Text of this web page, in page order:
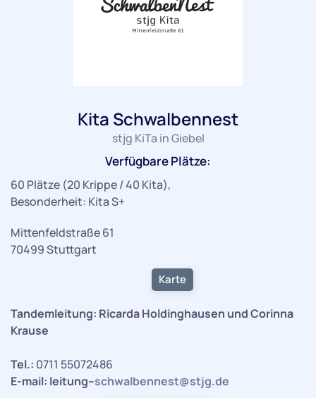
Kita Schwalbennest
stjg KiTa in Giebel
Verfügbare Plätze:
60 Plätze (20 Krippe / 40 Kita),
Besonderheit: Kita S+
Mittenfeldstraße 61
70499 Stuttgart
Karte
Tandemleitung: Ricarda Holdinghausen und Corinna
Krause
Tel.: 0711 55072486
E-mail: leitung–schwalbennest@stjg.de